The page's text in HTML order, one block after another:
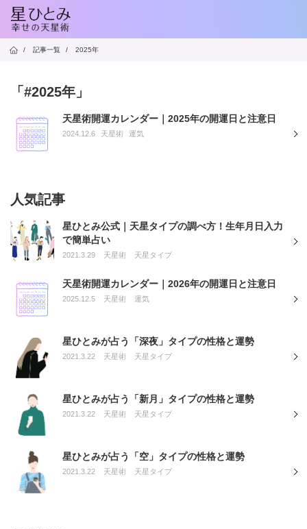
/ 記事一覧 / 2025年
「#2025年」
天星術開運カレンダー｜2025年の開運日と注意日
2024.12.6 天星術 運気
人気記事
星ひとみ公式｜天星タイプの調べ方！生年月日入力
で簡単占い
2021.3.29 天星術 天星タイプ
天星術開運カレンダー｜2026年の開運日と注意日
2025.12.5 天星術 運気
星ひとみが占う「深夜」タイプの性格と運勢
2021.3.22 天星術 天星タイプ
星ひとみが占う「新月」タイプの性格と運勢
2021.3.22 天星術 天星タイプ
星ひとみが占う「空」タイプの性格と運勢
2021.3.22 天星術 天星タイプ